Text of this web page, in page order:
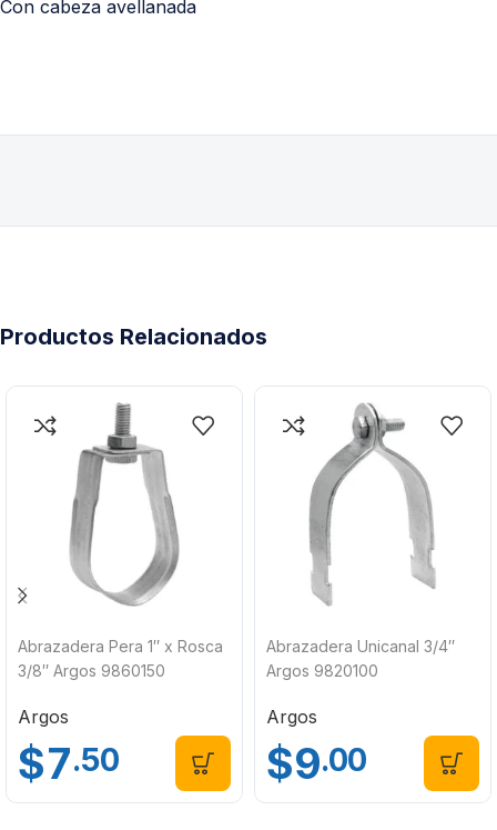
Con cabeza avellanada
Productos Relacionados
Abrazadera Pera 1″ x Rosca
3/8″ Argos 9860150
Argos
$7.50
Abrazadera Unicanal 3/4″
Argos 9820100
Argos
$9.00